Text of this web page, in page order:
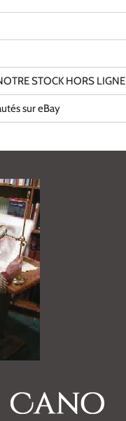
STOCK HORS LIGNE
sur eBay